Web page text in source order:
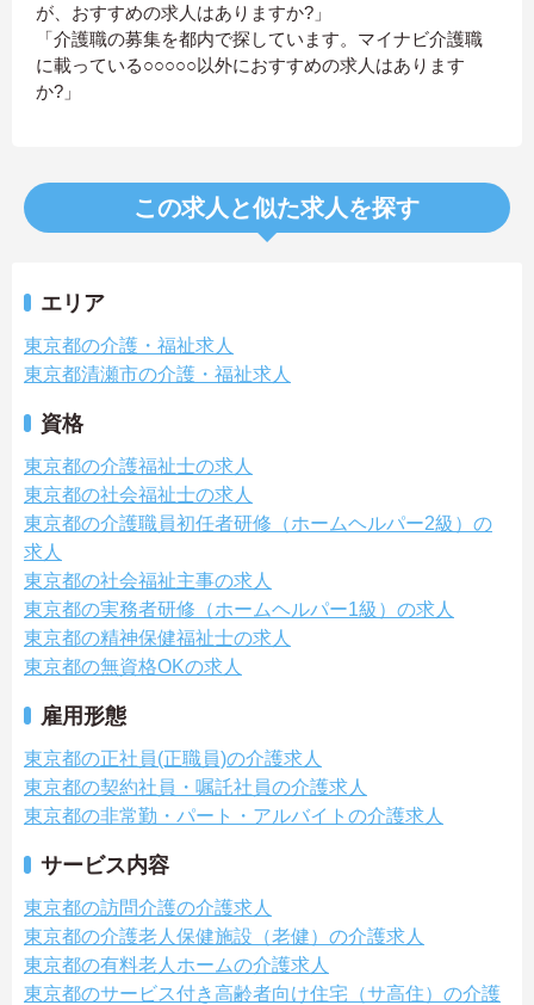
が、おすすめの求人はありますか?」
「介護職の募集を都内で探しています。マイナビ介護職
に載っている○○○○○以外におすすめの求人はあります
か?」
この求人と似た求人を探す
エリア
東京都の介護・福祉求人
東京都清瀬市の介護・福祉求人
資格
東京都の介護福祉士の求人
東京都の社会福祉士の求人
東京都の介護職員初任者研修（ホームヘルパー2級）の
求人
東京都の社会福祉主事の求人
東京都の実務者研修（ホームヘルパー1級）の求人
東京都の精神保健福祉士の求人
東京都の無資格OKの求人
雇用形態
東京都の正社員(正職員)の介護求人
東京都の契約社員・嘱託社員の介護求人
東京都の非常勤・パート・アルバイトの介護求人
サービス内容
東京都の訪問介護の介護求人
東京都の介護老人保健施設（老健）の介護求人
東京都の有料老人ホームの介護求人
東京都のサービス付き高齢者向け住宅（サ高住）の介護